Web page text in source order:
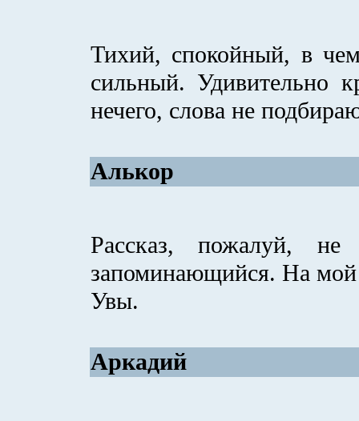
Тихий, спокойный, в
сильный. Удивительно
нечего, слова не
Алькор
Рассказ, пожалуй,
запоминающийся. На
Увы.
Аркадий